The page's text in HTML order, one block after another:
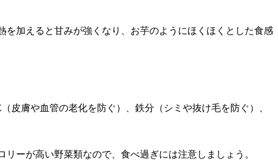
加えると甘みが強くなり、お芋のようにほくほくとした食感
皮膚や血管の老化を防ぐ）、鉄分（シミや抜け毛を防ぐ）、
ーが高い野菜類なので、食べ過ぎには注意しましょう。